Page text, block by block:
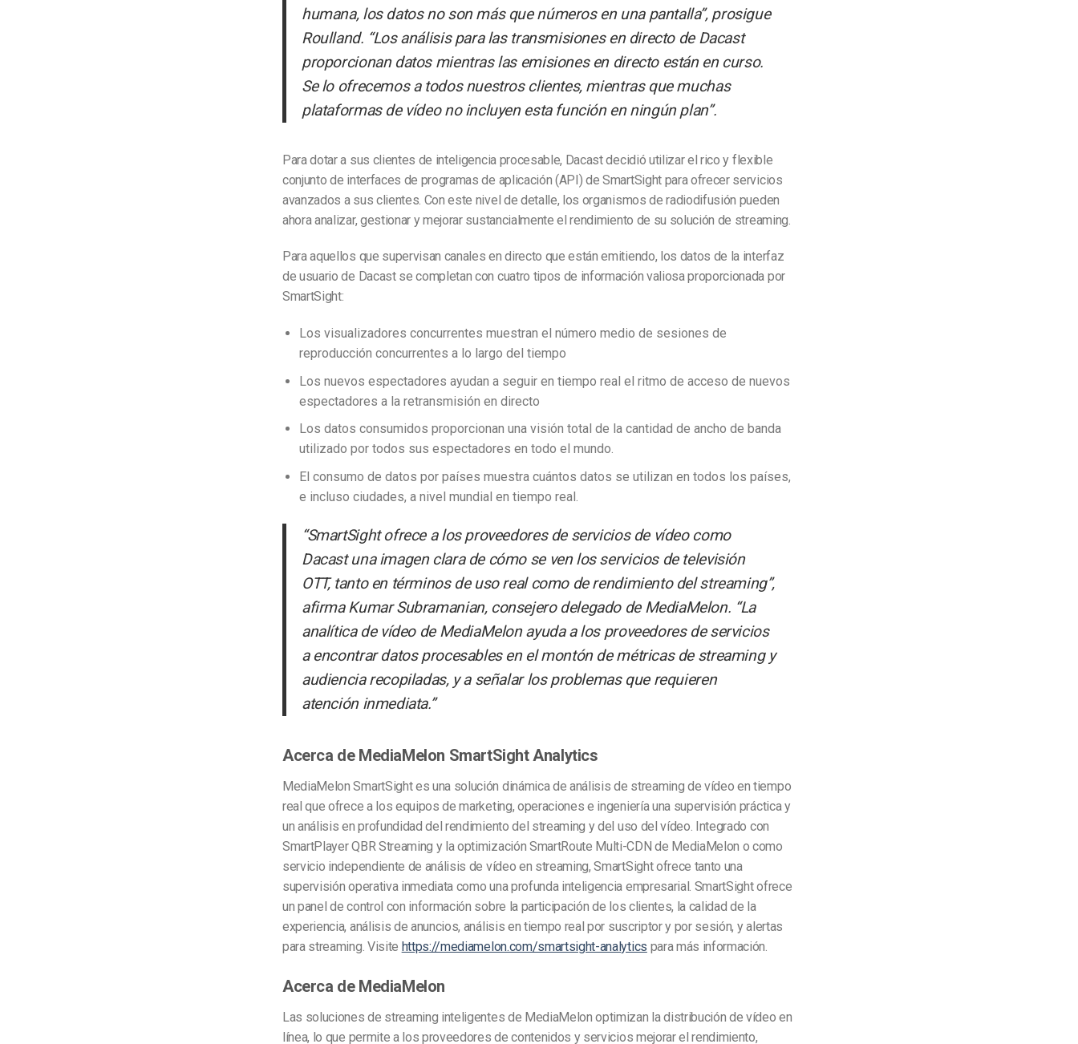
humana, los datos no son más que números en una pantalla”, prosigue
Roulland. “Los análisis para las transmisiones en directo de Dacast
proporcionan datos mientras las emisiones en directo están en curso.
Se lo ofrecemos a todos nuestros clientes, mientras que muchas
plataformas de vídeo no incluyen esta función en ningún plan”.
Para dotar a sus clientes de inteligencia procesable, Dacast decidió utilizar el rico y flexible
conjunto de interfaces de programas de aplicación (API) de SmartSight para ofrecer servicios
avanzados a sus clientes. Con este nivel de detalle, los organismos de radiodifusión pueden
ahora analizar, gestionar y mejorar sustancialmente el rendimiento de su solución de streaming.
Para aquellos que supervisan canales en directo que están emitiendo, los datos de la interfaz
de usuario de Dacast se completan con cuatro tipos de información valiosa proporcionada por
SmartSight:
Los visualizadores concurrentes muestran el número medio de sesiones de
reproducción concurrentes a lo largo del tiempo
Los nuevos espectadores ayudan a seguir en tiempo real el ritmo de acceso de nuevos
espectadores a la retransmisión en directo
Los datos consumidos proporcionan una visión total de la cantidad de ancho de banda
utilizado por todos sus espectadores en todo el mundo.
El consumo de datos por países muestra cuántos datos se utilizan en todos los países,
e incluso ciudades, a nivel mundial en tiempo real.
“SmartSight ofrece a los proveedores de servicios de vídeo como
Dacast una imagen clara de cómo se ven los servicios de televisión
OTT, tanto en términos de uso real como de rendimiento del streaming”,
afirma Kumar Subramanian, consejero delegado de MediaMelon. “La
analítica de vídeo de MediaMelon ayuda a los proveedores de servicios
a encontrar datos procesables en el montón de métricas de streaming y
audiencia recopiladas, y a señalar los problemas que requieren
atención inmediata.”
Acerca de MediaMelon SmartSight Analytics
MediaMelon SmartSight es una solución dinámica de análisis de streaming de vídeo en tiempo
real que ofrece a los equipos de marketing, operaciones e ingeniería una supervisión práctica y
un análisis en profundidad del rendimiento del streaming y del uso del vídeo. Integrado con
SmartPlayer QBR Streaming y la optimización SmartRoute Multi-CDN de MediaMelon o como
servicio independiente de análisis de vídeo en streaming, SmartSight ofrece tanto una
supervisión operativa inmediata como una profunda inteligencia empresarial. SmartSight ofrece
un panel de control con información sobre la participación de los clientes, la calidad de la
experiencia, análisis de anuncios, análisis en tiempo real por suscriptor y por sesión, y alertas
para streaming. Visite https://mediamelon.com/smartsight-analytics para más información.
Acerca de MediaMelon
Las soluciones de streaming inteligentes de MediaMelon optimizan la distribución de vídeo en
línea, lo que permite a los proveedores de contenidos y servicios mejorar el rendimiento,